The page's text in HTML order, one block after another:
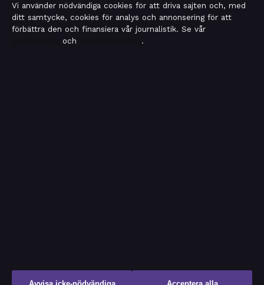
Integritetspolicy
Vi använder nödvändiga cookies för att driva sajten och, med
ditt samtycke, cookies för analys och annonsering för att
förbättra den och finansiera vår journalistik. Se vår
och .
Avvisa icke-nödvändiga Acceptera alla